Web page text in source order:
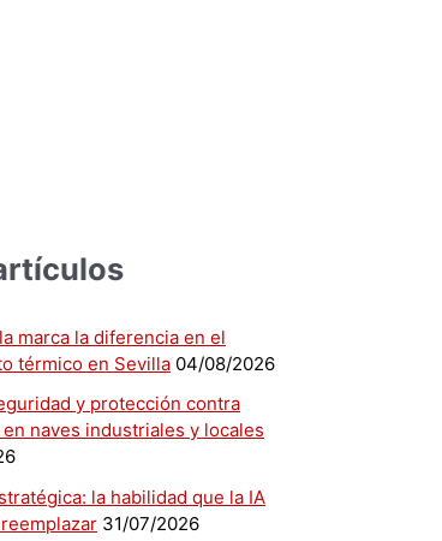
marca la diferencia en el
térmico en Sevilla 04/08/2026
y protección contra
naves industriales y locales
la habilidad que la IA
31/07/2026